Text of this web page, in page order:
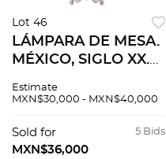
Lot 46
LÁMPARA DE MESA.
MÉXICO, SIGLO XX.
MARMOLEJO,
con pantalla en
cartoncillo. Peso
Estimate
MXN$30,000 - MXN$40,000
5 Bids
Sold for
MXN$36,000